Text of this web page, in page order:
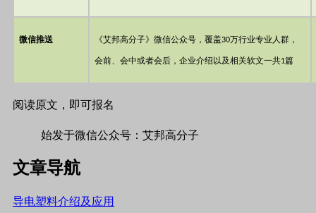
微信推送 《艾邦高分子》微信公众号，覆盖30万行业专业人群，
会前、会中或者会后，企业介绍以及相关软文一共1篇
阅读原文，即可报名
始发于微信公众号：艾邦高分子
文章导航
导电塑料介绍及应用